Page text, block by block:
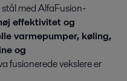
med AlfaFusion-
effektivitet og
varmepumper, køling,
og
fusionerede vekslere er